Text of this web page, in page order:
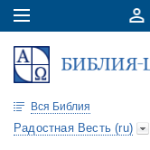
Вся Библия
Радостная Весть (ru)